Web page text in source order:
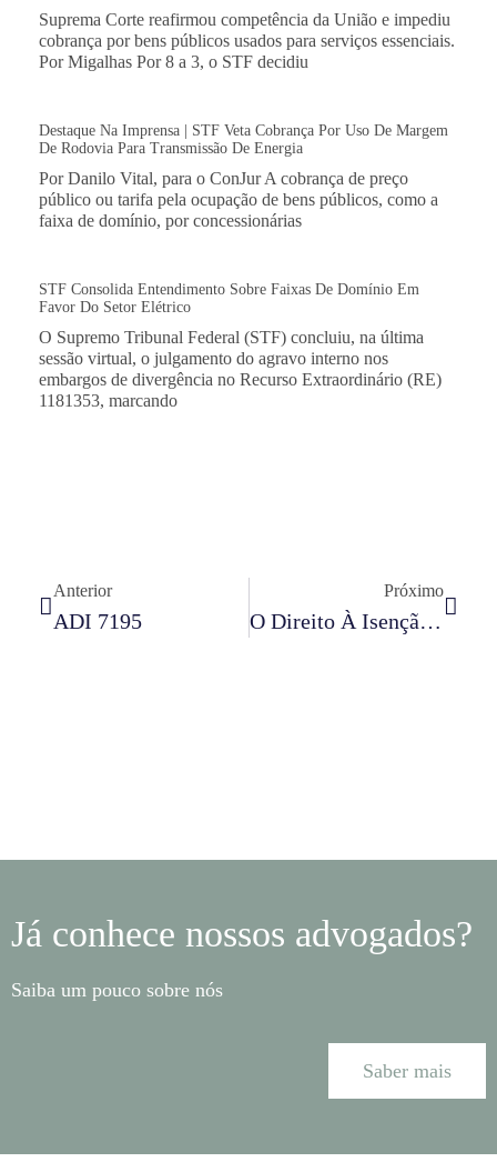
Suprema Corte reafirmou competência da União e impediu
cobrança por bens públicos usados para serviços essenciais.
Por Migalhas Por 8 a 3, o STF decidiu
Destaque Na Imprensa | STF Veta Cobrança Por Uso De Margem
De Rodovia Para Transmissão De Energia
Por Danilo Vital, para o ConJur A cobrança de preço
público ou tarifa pela ocupação de bens públicos, como a
faixa de domínio, por concessionárias
STF Consolida Entendimento Sobre Faixas De Domínio Em
Favor Do Setor Elétrico
O Supremo Tribunal Federal (STF) concluiu, na última
sessão virtual, o julgamento do agravo interno nos
embargos de divergência no Recurso Extraordinário (RE)
1181353, marcando
Anterior
ADI 7195
Próximo
O Direito À Isenção De Imposto De Renda A Pacientes Com Doença De Alzheimer E O Estado Atual Da Jurisprudência
Já conhece nossos advogados?
Saiba um pouco sobre nós
Saber mais